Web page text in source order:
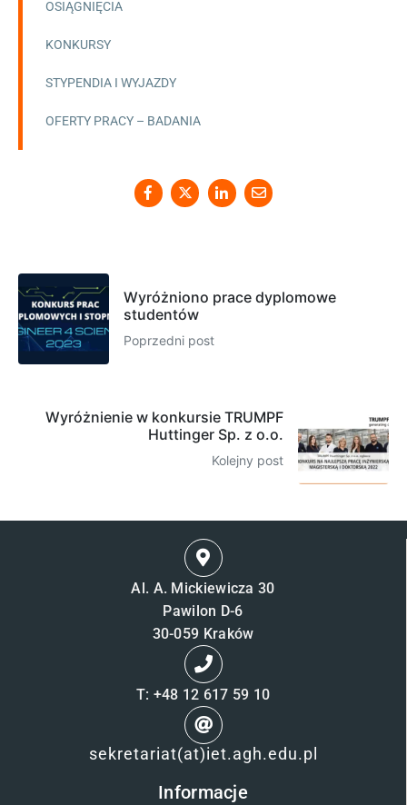
OSIĄGNIĘCIA
KONKURSY
STYPENDIA I WYJAZDY
OFERTY PRACY – BADANIA
Wyróżniono prace dyplomowe
studentów
Poprzedni post
Wyróżnienie w konkursie TRUMPF
Huttinger Sp. z o.o.
Kolejny post
Al. A. Mickiewicza 30
Pawilon D-6
30-059 Kraków
T: +48 12 617 59 10
sekretariat(at)iet.agh.edu.pl
Informacje